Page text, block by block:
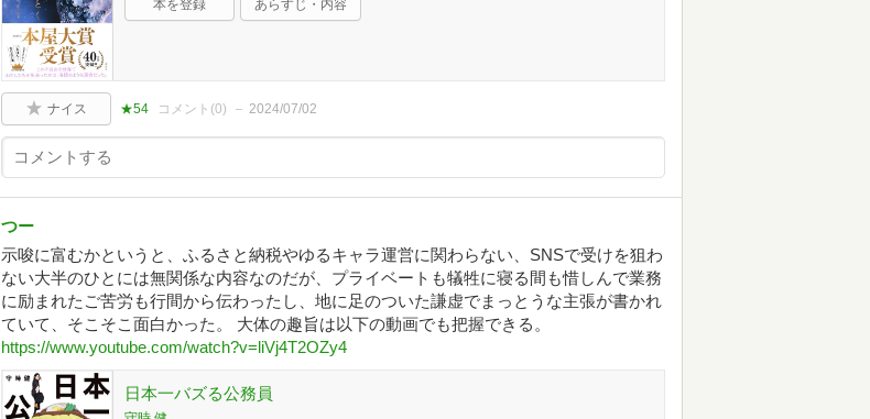
本を登録 あらすじ・内容
ナイス ★54 コメント(0) 2024/07/02
つー
示唆に富むかというと、ふるさと納税やゆるキャラ運営に関わらない、SNSで受けを狙わ
ない大半のひとには無関係な内容なのだが、プライベートも犠牲に寝る間も惜しんで業務
に励まれたご苦労も行間から伝わったし、地に足のついた謙虚でまっとうな主張が書かれ
ていて、そこそこ面白かった。 大体の趣旨は以下の動画でも把握できる。
https://www.youtube.com/watch?v=liVj4T2OZy4
日本一バズる公務員